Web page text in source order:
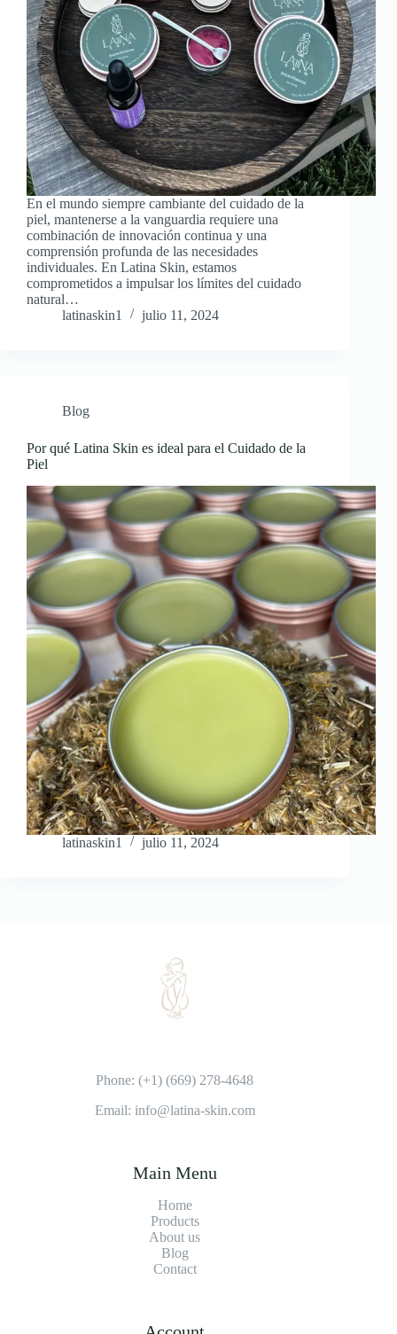
En el mundo siempre cambiante del cuidado de la
piel, mantenerse a la vanguardia requiere una
combinación de innovación continua y una
comprensión profunda de las necesidades
individuales. En Latina Skin, estamos
comprometidos a impulsar los límites del cuidado
natural…
latinaskin1
julio 11, 2024
Blog
Por qué Latina Skin es ideal para el Cuidado de la
Piel
latinaskin1 julio 11, 2024
Phone: (+1) (669) 278-4648
Email: info@latina-skin.com
Main Menu
Home
Products
About us
Blog
Contact